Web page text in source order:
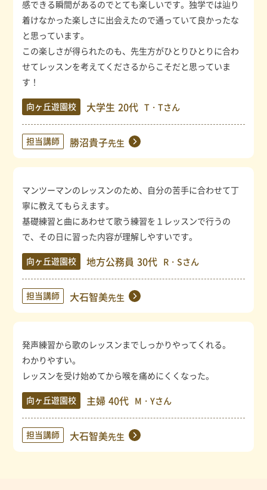
感できる瞬間があるのでとても楽しいです。独学では辿り
着けなかった楽しさに出会えたので通っていて良かったな
と思っています。
この楽しさが得られたのも、先生方がひとりひとりに合わ
せてレッスンを考えてくださるからこそだと思っていま
す！
向ヶ丘遊園校 大学生 20代 T・Tさん
担当講師 勝沼貴子先生
マンツーマンのレッスンのため、自分の苦手に合わせて丁
寧に教えてもらえます。
基礎練習と曲にあわせて歌う練習を１レッスンで行うの
で、その日に習った内容が理解しやすいです。
向ヶ丘遊園校 地方公務員 30代 R・Sさん
担当講師 大石智美先生
発声練習から歌のレッスンまでしっかりやってくれる。
わかりやすい。
レッスンを受け始めてから喉を痛めにくくなった。
向ヶ丘遊園校 主婦 40代 M・Yさん
担当講師 大石智美先生